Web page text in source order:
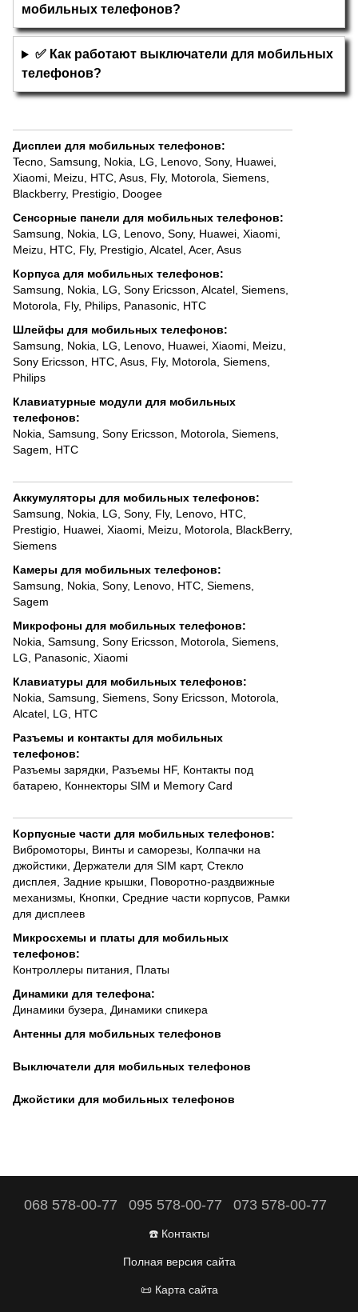
мобильных телефонов?
✅ Как работают выключатели для мобильных
телефонов?
Дисплеи для мобильных телефонов:
Tecno, Samsung, Nokia, LG, Lenovo, Sony, Huawei,
Xiaomi, Meizu, HTC, Asus, Fly, Motorola, Siemens,
Blackberry, Prestigio, Doogee
Сенсорные панели для мобильных телефонов:
Samsung, Nokia, LG, Lenovo, Sony, Huawei, Xiaomi,
Meizu, HTC, Fly, Prestigio, Alcatel, Acer, Asus
Корпуса для мобильных телефонов:
Samsung, Nokia, LG, Sony Ericsson, Alcatel, Siemens,
Motorola, Fly, Philips, Panasonic, HTC
Шлейфы для мобильных телефонов:
Samsung, Nokia, LG, Lenovo, Huawei, Xiaomi, Meizu,
Sony Ericsson, HTC, Asus, Fly, Motorola, Siemens,
Philips
Клавиатурные модули для мобильных
телефонов:
Nokia, Samsung, Sony Ericsson, Motorola, Siemens,
Sagem, HTC
Аккумуляторы для мобильных телефонов:
Samsung, Nokia, LG, Sony, Fly, Lenovo, HTC,
Prestigio, Huawei, Xiaomi, Meizu, Motorola, BlackBerry,
Siemens
Камеры для мобильных телефонов:
Samsung, Nokia, Sony, Lenovo, HTC, Siemens,
Sagem
Микрофоны для мобильных телефонов:
Nokia, Samsung, Sony Ericsson, Motorola, Siemens,
LG, Panasonic, Xiaomi
Клавиатуры для мобильных телефонов:
Nokia, Samsung, Siemens, Sony Ericsson, Motorola,
Alcatel, LG, HTC
Разъемы и контакты для мобильных
телефонов:
Разъемы зарядки, Разъемы HF, Контакты под
батарею, Коннекторы SIM и Memory Card
Корпусные части для мобильных телефонов:
Вибромоторы, Винты и саморезы, Колпачки на
джойстики, Держатели для SIM карт, Стекло
дисплея, Задние крышки, Поворотно-раздвижные
механизмы, Кнопки, Средние части корпусов, Рамки
для дисплеев
Микросхемы и платы для мобильных
телефонов:
Контроллеры питания, Платы
Динамики для телефона:
Динамики бузера, Динамики спикера
Антенны для мобильных телефонов
Выключатели для мобильных телефонов
Джойстики для мобильных телефонов
068 578-00-77 095 578-00-77 073 578-00-77
☎️ Контакты
Полная версия сайта
📜 Карта сайта